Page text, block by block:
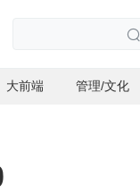

大前端 管理/文化